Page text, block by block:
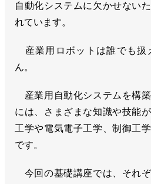
自動化システムに欠かせない
れています。
産業用ロボットは誰でも扱
ん。
産業用自動化システムを構
には、さまざまな知識や技能
工学や電気電子工学、制御工
です。
今回の基礎講座では、それ